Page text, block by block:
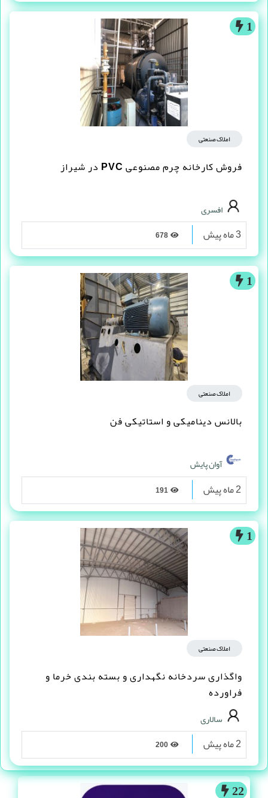
22
1
املاک صنعتی
فروش کارخانه چرم مصنوعى PVC در شیراز
افسری
3 ماه پیش
1
املاک صنعتی
بالانس دینامیکی و استاتیکی فن
آوان پایش
2 ماه پیش
1
املاک صنعتی
واگذاری سردخانه نگهداری و بسته بندی خرما و
فراورده
سالاری
2 ماه پیش